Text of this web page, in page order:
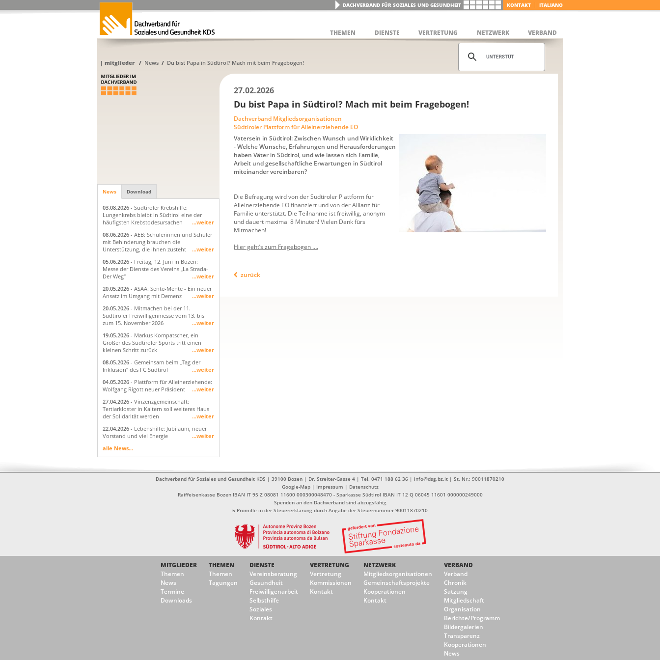
DACHVERBAND FÜR SOZIALES UND GESUNDHEIT KONTAKT ITALIANO
THEMEN DIENSTE VERTRETUNG NETZWERK VERBAND
| mitglieder/ News/ Du bist Papa in Südtirol? Mach mit beim Fragebogen!
News Download
03.08.2026 - Südtiroler Krebshilfe:
Lungenkrebs bleibt in Südtirol eine der
häufigsten Krebstodesursachen
...weiter
08.06.2026 - AEB: Schülerinnen und Schüler
mit Behinderung brauchen die
Unterstützung, die ihnen zusteht
...weiter
05.06.2026 - Freitag, 12. Juni in Bozen:
Messe der Dienste des Vereins „La Strada-
Der Weg“
...weiter
20.05.2026 - ASAA: Sente-Mente - Ein neuer
Ansatz im Umgang mit Demenz
...weiter
20.05.2026 - Mitmachen bei der 11.
Südtiroler Freiwilligenmesse vom 13. bis
zum 15. November 2026
...weiter
19.05.2026 - Markus Kompatscher, ein
Großer des Südtiroler Sports tritt einen
kleinen Schritt zurück
...weiter
08.05.2026 - Gemeinsam beim „Tag der
Inklusion“ des FC Südtirol
...weiter
04.05.2026 - Plattform für Alleinerziehende:
Wolfgang Rigott neuer Präsident
...weiter
27.04.2026 - Vinzenzgemeinschaft:
Tertiarkloster in Kaltern soll weiteres Haus
der Solidarität werden
...weiter
22.04.2026 - Lebenshilfe: Jubiläum, neuer
Vorstand und viel Energie
...weiter
alle News...
27.02.2026
Du bist Papa in Südtirol? Mach mit beim Fragebogen!
Dachverband Mitgliedsorganisationen
Südtiroler Plattform für Alleinerziehende EO
Vatersein in Südtirol: Zwischen Wunsch und Wirklichkeit
- Welche Wünsche, Erfahrungen und Herausforderungen
haben Väter in Südtirol, und wie lassen sich Familie,
Arbeit und gesellschaftliche Erwartungen in Südtirol
miteinander vereinbaren?
Die Befragung wird von der Südtiroler Plattform für
Alleinerziehende EO finanziert und von der Allianz für
Familie unterstützt. Die Teilnahme ist freiwillig, anonym
und dauert maximal 8 Minuten! Vielen Dank fürs
Mitmachen!
Hier geht’s zum Fragebogen ….
zurück
Dachverband für Soziales und Gesundheit KDS | 39100 Bozen | Dr. Streiter-Gasse 4 | Tel. 0471 188 62 36 | info@dsg.bz.it | St. Nr.: 90011870210
Google-Map | Impressum | Datenschutz
Raiffeisenkasse Bozen IBAN IT 95 Z 08081 11600 000300048470 - Sparkasse Südtirol IBAN IT 12 Q 06045 11601 000000249000
Spenden an den Dachverband sind abzugsfähig
5 Promille in der Steuererklärung durch Angabe der Steuernummer 90011870210
MITGLIEDER
Themen
News
Termine
Downloads
THEMEN
Themen
Tagungen
DIENSTE
Vereinsberatung
Gesundheit
Freiwilligenarbeit
Selbsthilfe
Soziales
Kontakt
VERTRETUNG
Vertretung
Kommissionen
Kontakt
NETZWERK
Mitgliedsorganisationen
Gemeinschaftsprojekte
Kooperationen
Kontakt
VERBAND
Verband
Chronik
Satzung
Mitgliedschaft
Organisation
Berichte/Programm
Bildergalerien
Transparenz
Kooperationen
News